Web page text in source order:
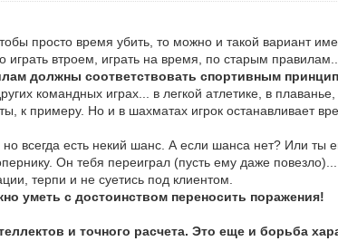
просто время убить, то можно и такой вариант
втроем, играть на время, по старым
должны соответствовать спортивным
командных играх... в легкой атлетике, в плаванье,
к примеру. Но и в шахматах игрок останавливает
всегда есть некий шанс. А если шанса нет? Или ты
Он тебя переиграл (пусть ему даже
терпи и не суетись под клиентом.
уметь с достоинством переносить поражения!
и точного расчета. Это еще и борьба